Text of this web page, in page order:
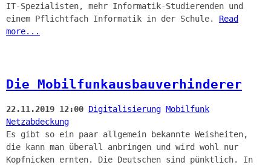
IT-Spezialisten, mehr Informatik-Studierenden und
einem Pflichtfach Informatik in der Schule. Read
more...
Die Mobilfunkausbauverhinderer
22.11.2019 12:00 Digitalisierung Mobilfunk
Netzabdeckung
Es gibt so ein paar allgemein bekannte Weisheiten,
die kann man überall anbringen und wird wohl nur
Kopfnicken ernten. Die Deutschen sind pünktlich. In